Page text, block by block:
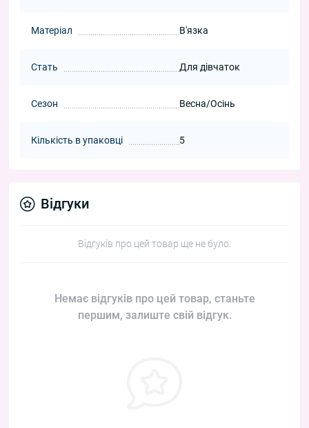
Матеріал В'язка
Стать Для дівчаток
Сезон Весна/Осінь
Кількість в упаковці 5
Відгуки
Відгуків про цей товар ще не було.
Немає відгуків про цей товар, станьте
першим, залиште свій відгук.